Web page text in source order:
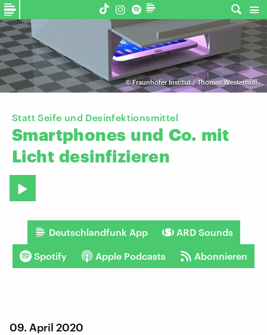
©Fraunhofer Institut / Thomas Westerhoff
Statt Seife und Desinfektionsmittel
Smartphones und Co. mit
Licht desinfizieren
Deutschlandfunk App ARD Sounds
Spotify Apple Podcasts Abonnieren
09. April 2020